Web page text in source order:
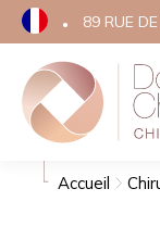
89 RUE
Accueil